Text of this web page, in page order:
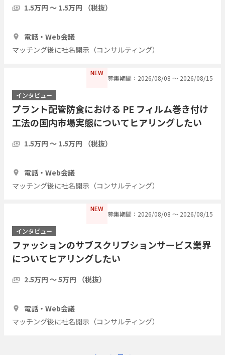
1.5万円 〜 1.5万円 （税抜）
電話・Web会議
マッチング後に社名開示（コンサルティング）
NEW
募集期間：2026/08/08 〜 2026/08/15
インタビュー
プラント配管防食における PE フィルム巻き付け
工法の国内市場実態についてヒアリングしたい
1.5万円 〜 1.5万円 （税抜）
電話・Web会議
マッチング後に社名開示（コンサルティング）
NEW
募集期間：2026/08/08 〜 2026/08/15
インタビュー
ファッションのサブスクリプションサービス業界
についてヒアリングしたい
2.5万円 〜 5万円 （税抜）
電話・Web会議
マッチング後に社名開示（コンサルティング）